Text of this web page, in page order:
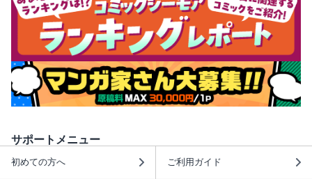
サポートメニュー
初めての方へ ご利用ガイド